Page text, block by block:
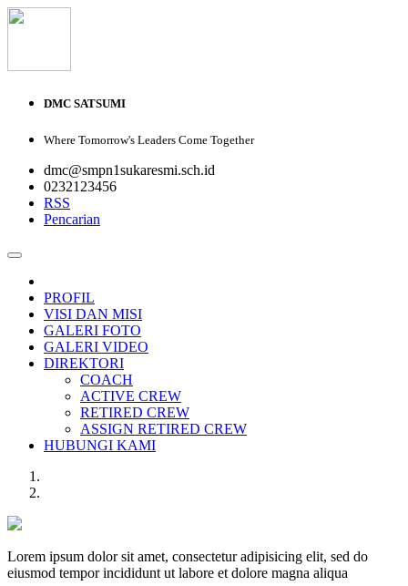
DMC SATSUMI
Where Tomorrow's Leaders Come Together
dmc@smpn1sukaresmi.sch.id
0232123456
RSS
Pencarian
PROFIL
VISI DAN MISI
GALERI FOTO
GALERI VIDEO
DIREKTORI
COACH
ACTIVE CREW
RETIRED CREW
ASSIGN RETIRED CREW
HUBUNGI KAMI
Lorem ipsum dolor sit amet, consectetur adipisicing elit, sed do
eiusmod tempor incididunt ut labore et dolore magna aliqua